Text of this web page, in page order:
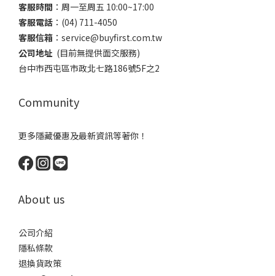
客服時間 ：​周一至周五 10:00~17:00
客服電話 ​：(04) 711-4050
客服信箱 ：​service@buyfirst.com.tw
公司地址 (目前無提供面交服務) ​
台中市西屯區市政北七路186號5F之2
Community
更多隱藏優惠及最新資訊等著你！
About us
公司介紹
隱私條款
退換貨政策